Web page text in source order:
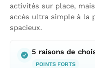
activités sur place,
accès ultra simple à la
spacieux.
5 raisons de
POINTS FORTS